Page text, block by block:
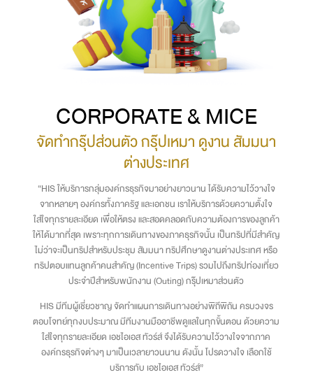
CORPORATE & MICE
จัดทำกรุ๊ปส่วนตัว กรุ๊ปเหมา ดูงาน สัมมนา
ต่างประเทศ
“HIS ให้บริการกลุ่มองค์กรธุรกิจมาอย่างยาวนาน ได้รับความไว้วางใจ
จากหลายๆ องค์กรทั้งภาครัฐ และเอกชน เราให้บริการด้วยความตั้งใจ
ใส่ใจทุกรายละเอียด เพื่อให้ตรง และสอดคลอดกับความต้องการของลูกค้า
ให้ได้มากที่สุด เพราะทุกการเดินทางของภาคธุรกิจนั้น เป็นทริปที่มีสำคัญ
ไม่ว่าจะเป็นทริปสำหรับประชุม สัมมนา ทริปศึกษาดูงานต่างประเทศ หรือ
ทริปตอบแทนลูกค้าคนสำคัญ (Incentive Trips) รวมไปถึงทริปท่องเที่ยว
ประจำปีสำหรับพนักงาน (Outing) กรุ๊ปเหมาส่วนตัว
HIS มีทีมผู้เชี่ยวชาญ จัดทำแผนการเดินทางอย่างพิถีพิถัน ครบวงจร
ตอบโจทย์ทุกงบประมาณ มีทีมงานมืออาชีพดูแลในทุกขั้นตอน ด้วยความ
ใส่ใจทุกรายละเอียด เอชไอเอส ทัวร์ส์ จึงได้รับความไว้วางใจจากภาค
องค์กรธุรกิจต่างๆ มาเป็นเวลายาวนนาน ดังนั้น โปรดวางใจ เลือกใช้
บริการกับ เอชไอเอส ทัวร์ส์”